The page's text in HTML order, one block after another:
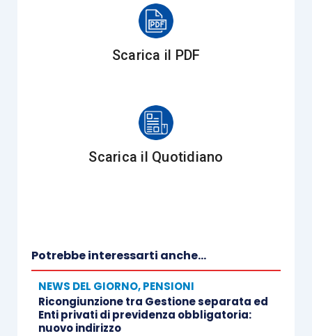
Scarica il PDF
Scarica il Quotidiano
Potrebbe interessarti anche...
NEWS DEL GIORNO,PENSIONI
Ricongiunzione tra Gestione separata ed
Enti privati di previdenza obbligatoria:
nuovo indirizzo